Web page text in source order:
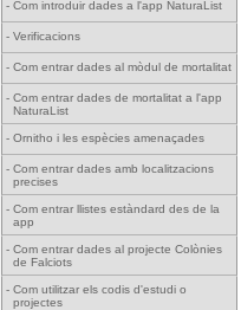
- Com introduir dades a l'app NaturaList
- Verificacions
- Com entrar dades al mòdul de mortalitat
- Com entrar dades de mortalitat a l'app
NaturaList
- Ornitho i les espècies amenaçades
- Com entrar dades amb localitzacions
precises
- Com entrar llistes estàndard des de la
app
- Com entrar dades al projecte Colònies
de Falciots
- Com utilitzar els codis d'estudi o
projectes